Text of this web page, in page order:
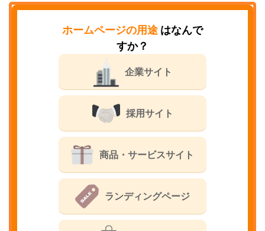
ホームページの用途 はなんで
すか？
企業サイト
採用サイト
商品・サービスサイト
ランディングページ